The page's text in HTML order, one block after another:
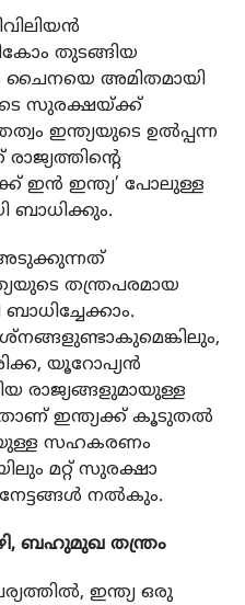
തുടങ്ങിയ
ചൈനയെ അമിതമായി
സുരക്ഷയ്ക്ക്
ഇന്ത്യയുടെ ഉൽപ്പന്ന
ഇൻ ഇന്ത്യ’ പോലുള്ള
ബാധിക്കും.
തന്ത്രപരമായ
യൂറോപ്യൻ
രാജ്യങ്ങളുമായുള്ള
ഇന്ത്യക്ക് കൂടുതൽ
സഹകരണം
മറ്റ് സുരക്ഷാ
നൽകും.
ബഹുമുഖ തന്ത്രം
ഇന്ത്യ ഒരു